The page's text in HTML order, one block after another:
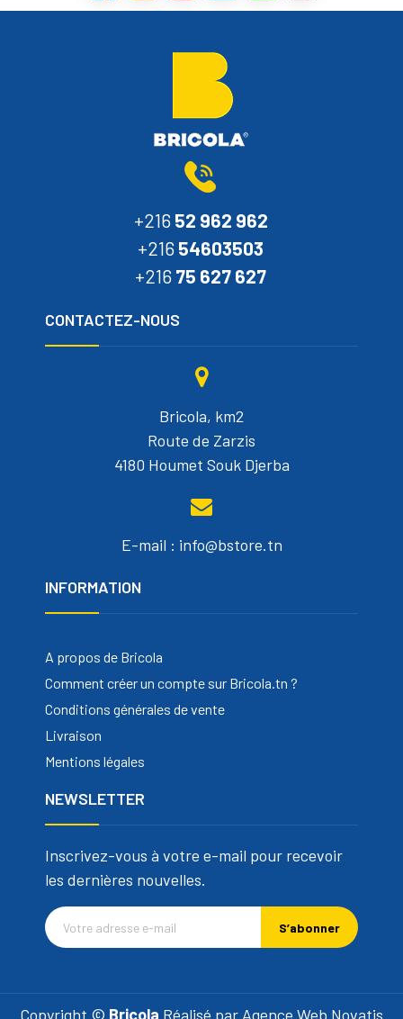
+216 52 962 962
+216 54603503
+216 75 627 627
CONTACTEZ-NOUS
Bricola, km2
Route de Zarzis
4180 Houmet Souk Djerba
E-mail : info@bstore.tn
INFORMATION
A propos de Bricola
Comment créer un compte sur Bricola.tn ?
Conditions générales de vente
Livraison
Mentions légales
NEWSLETTER
Inscrivez-vous à votre e-mail pour recevoir
les dernières nouvelles.
S’abonner
Copyright © Bricola Réalisé par Agence Web Novatis